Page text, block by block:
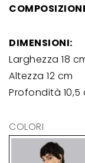
DIMENSIONI:
Larghezza 18
Altezza 12 cm
Profondità 10,5
COLORI